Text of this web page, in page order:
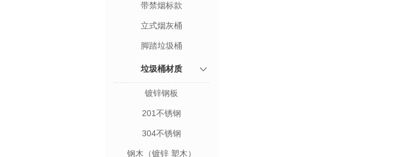
带禁烟标款
立式烟灰桶
脚踏垃圾桶
垃圾桶材质
镀锌钢板
201不锈钢
304不锈钢
钢木（镀锌 塑木）